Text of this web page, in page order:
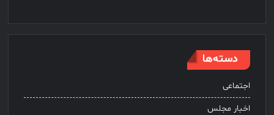
دسته‌ها
اجتماعی
اخبار مجلس